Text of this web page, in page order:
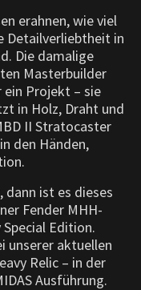
erahnen, wie viel
Detailverliebtheit in
Die damalige
Masterbuilder
ein Projekt – sie
in Holz, Draht und
II Stratocaster
den Händen,
dann ist es dieses
Fender MHH-
Edition.
unserer aktuellen
Relic – in der
Ausführung.